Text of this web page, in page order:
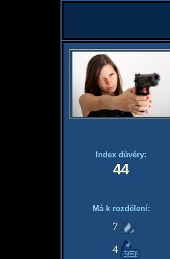
Index důvěry:
44
Má k rozdělení:
7
4